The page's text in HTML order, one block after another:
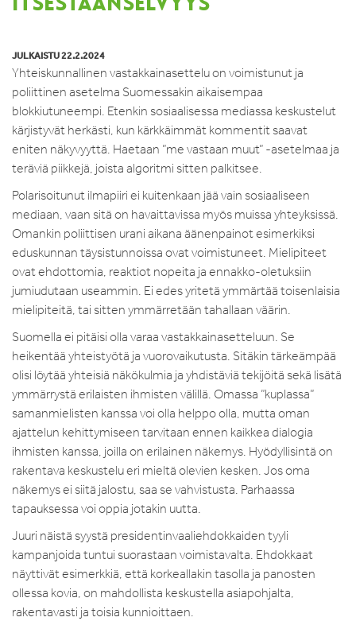
ITSESTÄÄNSELVYYS
JULKAISTU 22.2.2024
Yhteiskunnallinen vastakkainasettelu on voimistunut ja
poliittinen asetelma Suomessakin aikaisempaa
blokkiutuneempi. Etenkin sosiaalisessa mediassa keskustelut
kärjistyvät herkästi, kun kärkkäimmät kommentit saavat
eniten näkyvyyttä. Haetaan ”me vastaan muut” -asetelmaa ja
teräviä piikkejä, joista algoritmi sitten palkitsee.
Polarisoitunut ilmapiiri ei kuitenkaan jää vain sosiaaliseen
mediaan, vaan sitä on havaittavissa myös muissa yhteyksissä.
Omankin poliittisen urani aikana äänenpainot esimerkiksi
eduskunnan täysistunnoissa ovat voimistuneet. Mielipiteet
ovat ehdottomia, reaktiot nopeita ja ennakko-oletuksiin
jumiudutaan useammin. Ei edes yritetä ymmärtää toisenlaisia
mielipiteitä, tai sitten ymmärretään tahallaan väärin.
Suomella ei pitäisi olla varaa vastakkainasetteluun. Se
heikentää yhteistyötä ja vuorovaikutusta. Sitäkin tärkeämpää
olisi löytää yhteisiä näkökulmia ja yhdistäviä tekijöitä sekä lisätä
ymmärrystä erilaisten ihmisten välillä. Omassa ”kuplassa”
samanmielisten kanssa voi olla helppo olla, mutta oman
ajattelun kehittymiseen tarvitaan ennen kaikkea dialogia
ihmisten kanssa, joilla on erilainen näkemys. Hyödyllisintä on
rakentava keskustelu eri mieltä olevien kesken. Jos oma
näkemys ei siitä jalostu, saa se vahvistusta. Parhaassa
tapauksessa voi oppia jotakin uutta.
Juuri näistä syystä presidentinvaaliehdokkaiden tyyli
kampanjoida tuntui suorastaan voimistavalta. Ehdokkaat
näyttivät esimerkkiä, että korkeallakin tasolla ja panosten
ollessa kovia, on mahdollista keskustella asiapohjalta,
rakentavasti ja toisia kunnioittaen.